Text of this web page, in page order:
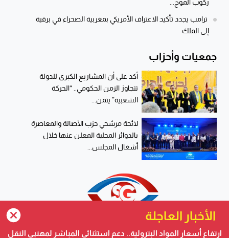
ركوب الموج...
ترامب يجدد تأكيد الاعتراف الأمريكي بمغربية الصحراء في برقية
إلى الملك
جمعيات وأحزاب
أكد على أن المشاريع الكبرى للدولة
تتجاوز الزمن الحكومي.. “الحركة
الشعبية” يثمن...
لائحة مرشحي حزب الأصالة والمعاصرة
بالدوائر المحلية المعلن عنها خلال
أشغال المجلس...
الأخبار العاجلة
ارتفاع أسعار المواد البترولية.. دعم استثنائي المباشر لمهنيي النقل